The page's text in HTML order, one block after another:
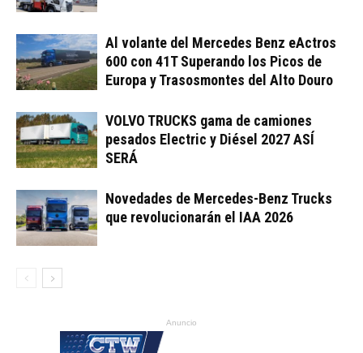
Al volante del Mercedes Benz eActros
600 con 41T Superando los Picos de
Europa y Trasosmontes del Alto Douro
VOLVO TRUCKS gama de camiones
pesados Electric y Diésel 2027 ASÍ
SERÁ
Novedades de Mercedes-Benz Trucks
que revolucionarán el IAA 2026
Anuncio